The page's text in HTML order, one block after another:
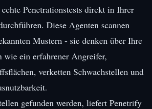
Penetrationstests direkt in Ihrer
Diese Agenten scannen
Mustern - sie denken über Ihre
wie ein erfahrener Angreifer,
verketten Schwachstellen und
gefunden werden, liefert Penetrify